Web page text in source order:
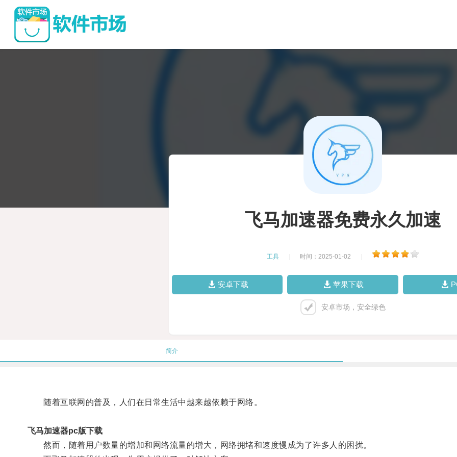
飞马加速器免费永久加速
工具 时间：2025-01-02
安卓下载 苹果下载
安卓市场，安全绿色
简介
随着互联网的普及，人们在日常生活中越来越依赖于网络。
飞马加速器pc版下载
然而，随着用户数量的增加和网络流量的增大，网络拥堵和速度慢成为了许多人的困扰。